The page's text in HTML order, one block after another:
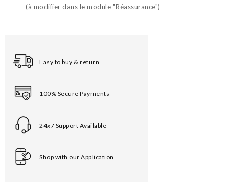
(à modifier dans le module "Réassurance")
Easy to buy & return
100% Secure Payments
24x7 Support Available
Shop with our Application